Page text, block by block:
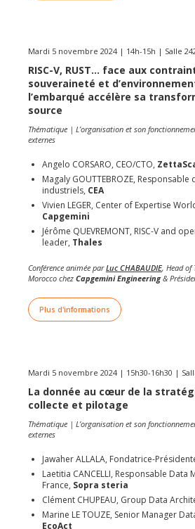
Mardi 5 novembre 2024 | 14h-15h | Salle
RISC-V, RUST... face aux
souveraineté et
l’embarqué accélère sa
source
Thématique | L’organisation et son
externes
Angelo CORSARO, CEO/CTO,
Magaly GOUTTEBROZE,
industriels, CEA
Vivien LEGER, Center of Expertise
Capgemini
Jérôme QUEVREMONT, RISC-V and
leader, Thales
Conférence animée parLuc CHABAUDIE, Head of
Morocco chez Capgemini Engineering&
Plus d'informations
Mardi 5 novembre 2024 | 15h30-16h30 |
La donnée au cœur de la
collecte et pilotage
Thématique | L’organisation et son
externes
Jawaher ALLALA, Fondatrice-
Laetitia CANCELLI, Responsable Data
France, Sopra steria
Clément CHUPEAU, Group Data
Marine LE TOUZE, Senior Manager
EcoAct